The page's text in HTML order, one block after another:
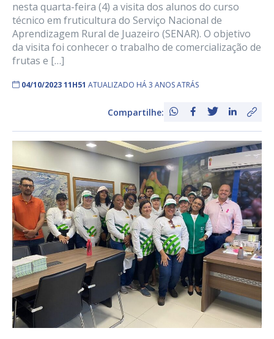
nesta quarta-feira (4) a visita dos alunos do curso
técnico em fruticultura do Serviço Nacional de
Aprendizagem Rural de Juazeiro (SENAR). O objetivo
da visita foi conhecer o trabalho de comercialização de
frutas e […]
04/10/2023 11H51 ATUALIZADO HÁ 3 ANOS ATRÁS
Compartilhe: